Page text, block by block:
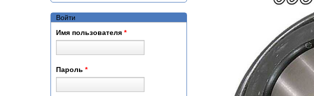
Войти
Имя пользователя *
Пароль *